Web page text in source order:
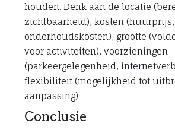
houden. Denk aan de locatie
zichtbaarheid), kosten (huurprijs,
onderhoudskosten), grootte
voor activiteiten), voorzieningen
(parkeergelegenheid,
flexibiliteit (mogelijkheid tot
aanpassing).
Conclusie